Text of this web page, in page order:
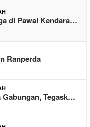
di Pawai Kendara…
Ranperda
Gabungan, Tegask…